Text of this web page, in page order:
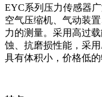
EYC系列压力传感器
空气压缩机、气动装
力的测量。采用高过
蚀、抗磨损性能，采
具有体积小，价格低